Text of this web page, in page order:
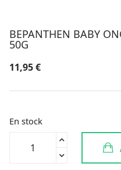
BEPANTHEN BABY
50G
11,95€
En stock